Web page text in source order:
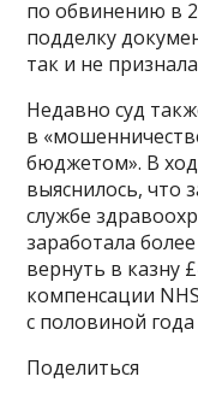
по обвинению в
подделку
так и не
Недавно суд
в
бюджетом». В
выяснилось, что
службе
заработала
вернуть в казну
компенсации
с половиной
Поделиться